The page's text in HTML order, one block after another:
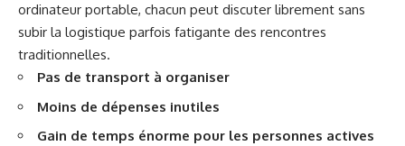
ordinateur portable, chacun peut discuter librement sans
subir la logistique parfois fatigante des rencontres
traditionnelles.
Pas de transport à organiser
Moins de dépenses inutiles
Gain de temps énorme pour les personnes actives